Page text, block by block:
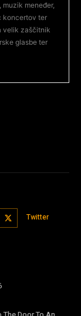
meneđer,
koncertov ter
velik zaščitnik
glasbe ter
Twitter